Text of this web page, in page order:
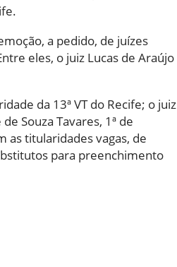
a pedido, de juízes
eles, o juiz Lucas de Araújo
da 13ª VT do Recife; o juiz
Souza Tavares, 1ª de
as titularidades vagas, de
para preenchimento